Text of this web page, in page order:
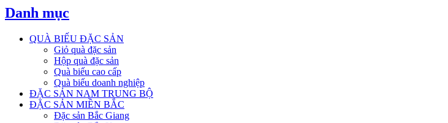
Danh mục
QUÀ BIẾU ĐẶC SẢN
Giỏ quà đặc sản
Hộp quà đặc sản
Quà biếu cao cấp
Quà biếu doanh nghiệp
ĐẶC SẢN NAM TRUNG BỘ
ĐẶC SẢN MIỀN BẮC
Đặc sản Bắc Giang